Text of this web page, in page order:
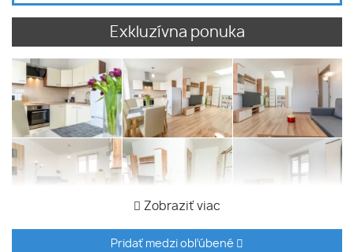
Exkluzívna ponuka
Zobraziť viac
Pridať medzi obľúbené